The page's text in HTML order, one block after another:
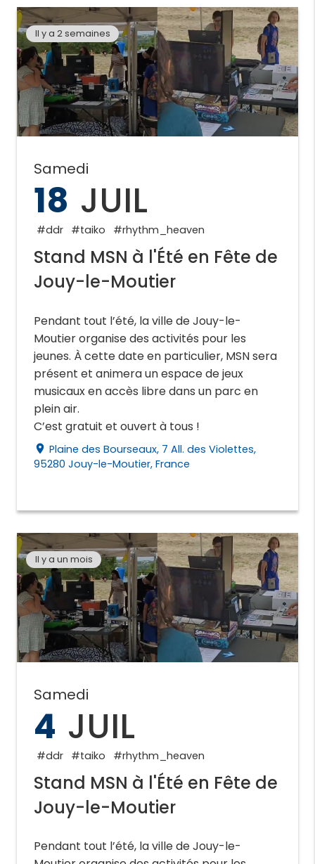
Il y a 2 semaines
Samedi
18 JUIL
#ddr #taiko #rhythm_heaven
Stand MSN à l'Été en Fête de
Jouy-le-Moutier
Pendant tout l’été, la ville de Jouy-le-
Moutier organise des activités pour les
jeunes. À cette date en particulier, MSN sera
présent et animera un espace de jeux
musicaux en accès libre dans un parc en
plein air.
C’est gratuit et ouvert à tous !
place Plaine des Bourseaux, 7 All. des Violettes,
95280 Jouy-le-Moutier, France
Il y a un mois
Samedi
4 JUIL
#ddr #taiko #rhythm_heaven
Stand MSN à l'Été en Fête de
Jouy-le-Moutier
Pendant tout l’été, la ville de Jouy-le-